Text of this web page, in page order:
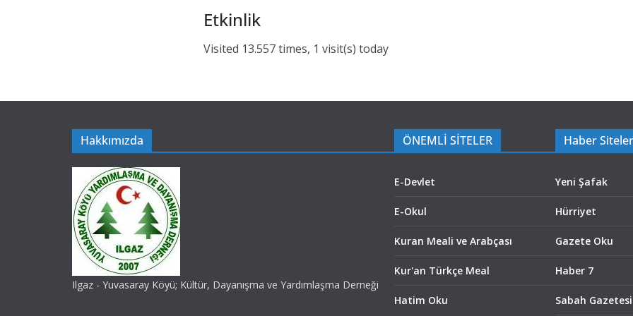
Etkinlik
Visited 13.557 times, 1 visit(s) today
Hakkımızda
Ilgaz - Yuvasaray Köyü; Kültür, Dayanışma ve Yardımlaşma Derneği
ÖNEMLİ SİTELER
E-Devlet
E-Okul
Kuran Meali ve Arabçası
Kur'an Türkçe Meal
Hatim Oku
Haber
Yeni Şafak
Hürriyet
Gazete Oku
Haber 7
Sabah Gazetesi